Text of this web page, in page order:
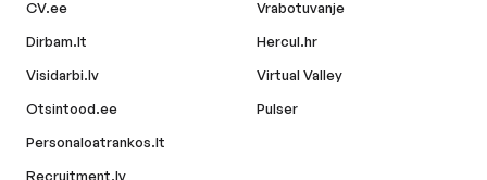
CV.ee
Dirbam.lt
Visidarbi.lv
Otsintood.ee
Personaloatrankos.lt
Recruitment.lv
Vrabotuvanje
Hercul.hr
Virtual Valley
Pulser